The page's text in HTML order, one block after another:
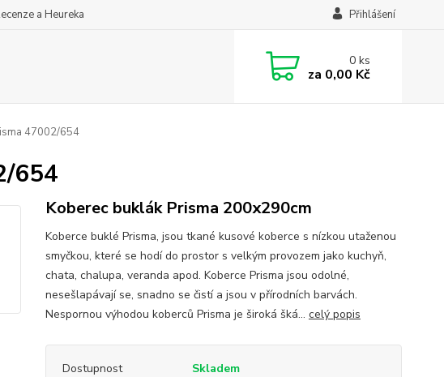
a Heureka Přihlášení
0ks
za 0,00 Kč
47002/654
654
Koberec buklák Prisma 200x290cm
Koberce buklé Prisma, jsou tkané kusové koberce s nízkou utaženou
smyčkou, které se hodí do prostor s velkým provozem jako kuchyň,
chata, chalupa, veranda apod. Koberce Prisma jsou odolné,
nesešlapávají se, snadno se čistí a jsou v přírodních barvách.
Nespornou výhodou koberců Prisma je široká šká... celý popis
Dostupnost
Skladem